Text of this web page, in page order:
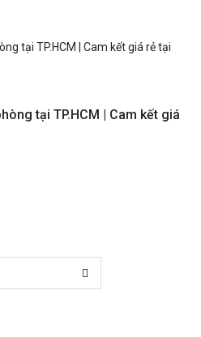
tại TP.HCM | Cam kết giá